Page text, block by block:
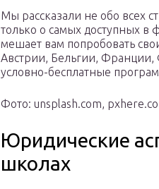
Мы рассказали не обо всех
только о самых доступных
мешает вам попробовать
Австрии, Бельгии, Франции,
условно-бесплатные
Фото: unsplash.com,
Юридические
школах